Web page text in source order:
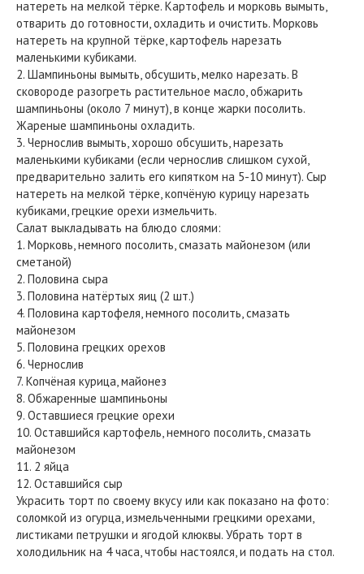
натереть на мелкой тёрке. Картофель и морковь вымыть,
отварить до готовности, охладить и очистить. Морковь
натереть на крупной тёрке, картофель нарезать
маленькими кубиками.
2. Шампиньоны вымыть, обсушить, мелко нарезать. В
сковороде разогреть растительное масло, обжарить
шампиньоны (около 7 минут), в конце жарки посолить.
Жареные шампиньоны охладить.
3. Чернослив вымыть, хорошо обсушить, нарезать
маленькими кубиками (если чернослив слишком сухой,
предварительно залить его кипятком на 5-10 минут). Сыр
натереть на мелкой тёрке, копчёную курицу нарезать
кубиками, грецкие орехи измельчить.
Салат выкладывать на блюдо слоями:
1. Морковь, немного посолить, смазать майонезом (или
сметаной)
2. Половина сыра
3. Половина натёртых яиц (2 шт.)
4. Половина картофеля, немного посолить, смазать
майонезом
5. Половина грецких орехов
6. Чернослив
7. Копчёная курица, майонез
8. Обжаренные шампиньоны
9. Оставшиеся грецкие орехи
10. Оставшийся картофель, немного посолить, смазать
майонезом
11. 2 яйца
12. Оставшийся сыр
Украсить торт по своему вкусу или как показано на фото:
соломкой из огурца, измельченными грецкими орехами,
листиками петрушки и ягодой клюквы. Убрать торт в
холодильник на 4 часа, чтобы настоялся, и подать на стол.